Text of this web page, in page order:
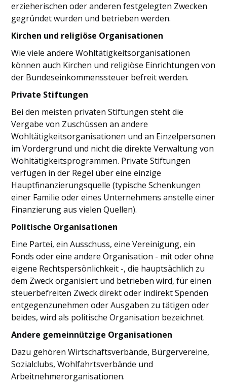
erzieherischen oder anderen festgelegten Zwecken
gegründet wurden und betrieben werden.
Kirchen und religiöse Organisationen
Wie viele andere Wohltätigkeitsorganisationen
können auch Kirchen und religiöse Einrichtungen von
der Bundeseinkommenssteuer befreit werden.
Private Stiftungen
Bei den meisten privaten Stiftungen steht die
Vergabe von Zuschüssen an andere
Wohltätigkeitsorganisationen und an Einzelpersonen
im Vordergrund und nicht die direkte Verwaltung von
Wohltätigkeitsprogrammen. Private Stiftungen
verfügen in der Regel über eine einzige
Hauptfinanzierungsquelle (typische Schenkungen
einer Familie oder eines Unternehmens anstelle einer
Finanzierung aus vielen Quellen).
Politische Organisationen
Eine Partei, ein Ausschuss, eine Vereinigung, ein
Fonds oder eine andere Organisation - mit oder ohne
eigene Rechtspersönlichkeit -, die hauptsächlich zu
dem Zweck organisiert und betrieben wird, für einen
steuerbefreiten Zweck direkt oder indirekt Spenden
entgegenzunehmen oder Ausgaben zu tätigen oder
beides, wird als politische Organisation bezeichnet.
Andere gemeinnützige Organisationen
Dazu gehören Wirtschaftsverbände, Bürgervereine,
Sozialclubs, Wohlfahrtsverbände und
Arbeitnehmerorganisationen.